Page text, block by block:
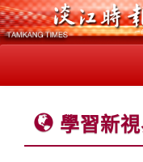
學習新